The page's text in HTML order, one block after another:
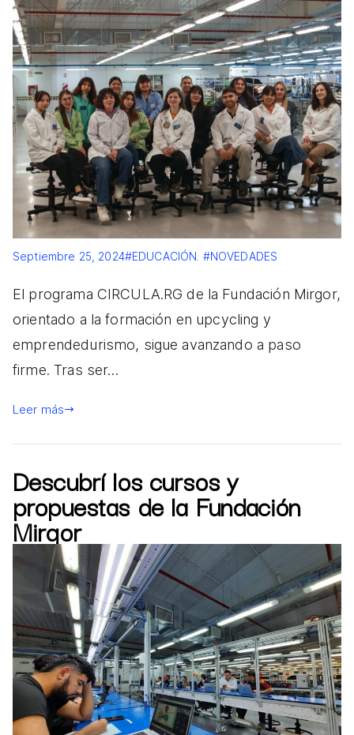
Septiembre 25, 2024#EDUCACIÓN #NOVEDADES
El programa CIRCULA.RG de la Fundación Mirgor,
orientado a la formación en upcycling y
emprendedurismo, sigue avanzando a paso
firme. Tras ser…
Leer más
Descubrí los cursos y
propuestas de la Fundación
Mirgor